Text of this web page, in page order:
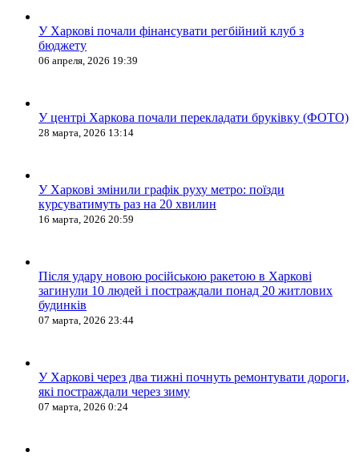
У Харкові почали фінансувати регбійний клуб з
бюджету
06 апреля, 2026 19:39
У центрі Харкова почали перекладати бруківку (ФОТО)
28 марта, 2026 13:14
У Харкові змінили графік руху метро: поїзди
курсуватимуть раз на 20 хвилин
16 марта, 2026 20:59
Після удару новою російською ракетою в Харкові
загинули 10 людей і постраждали понад 20 житлових
будинків
07 марта, 2026 23:44
У Харкові через два тижні почнуть ремонтувати дороги,
які постраждали через зиму
07 марта, 2026 0:24